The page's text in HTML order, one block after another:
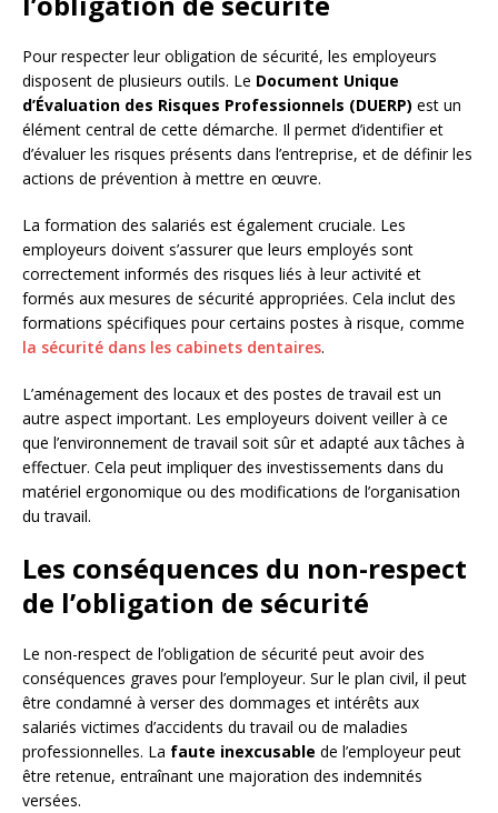
Pour respecter leur obligation de sécurité, les employeurs
disposent de plusieurs outils. Le Document Unique
d’Évaluation des Risques Professionnels (DUERP) est un
élément central de cette démarche. Il permet d’identifier et
d’évaluer les risques présents dans l’entreprise, et de définir les
actions de prévention à mettre en œuvre.
La formation des salariés est également cruciale. Les
employeurs doivent s’assurer que leurs employés sont
correctement informés des risques liés à leur activité et
formés aux mesures de sécurité appropriées. Cela inclut des
formations spécifiques pour certains postes à risque, comme
la sécurité dans les cabinets dentaires.
L’aménagement des locaux et des postes de travail est un
autre aspect important. Les employeurs doivent veiller à ce
que l’environnement de travail soit sûr et adapté aux tâches à
effectuer. Cela peut impliquer des investissements dans du
matériel ergonomique ou des modifications de l’organisation
du travail.
Les conséquences du non-respect
de l’obligation de sécurité
Le non-respect de l’obligation de sécurité peut avoir des
conséquences graves pour l’employeur. Sur le plan civil, il peut
être condamné à verser des dommages et intérêts aux
salariés victimes d’accidents du travail ou de maladies
professionnelles. La faute inexcusable de l’employeur peut
être retenue, entraînant une majoration des indemnités
versées.